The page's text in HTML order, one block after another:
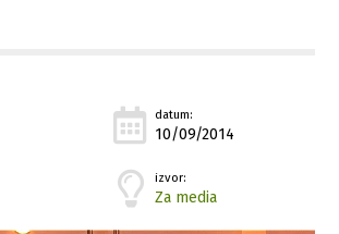
datum:
10/09/2014
izvor:
Za media